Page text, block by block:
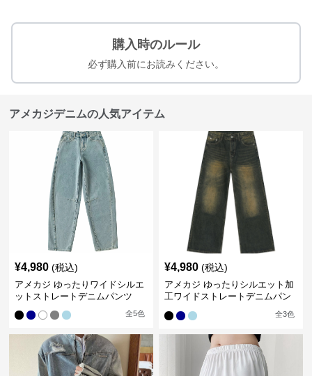
購入時のルール
必ず購入前にお読みください。
アメカジデニムの人気アイテム
¥4,980 (税込)
アメカジ ゆったりワイドシルエ
ットストレートデニムパンツ
全5色
¥4,980 (税込)
アメカジ ゆったりシルエット加
工ワイドストレートデニムパン
全3色